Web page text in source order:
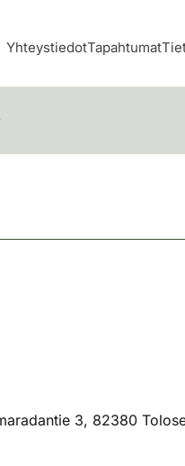
YhteystiedotTapahtumat
3, 82380